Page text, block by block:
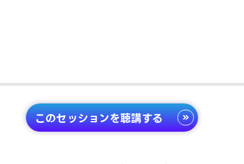
このセッションを聴講する